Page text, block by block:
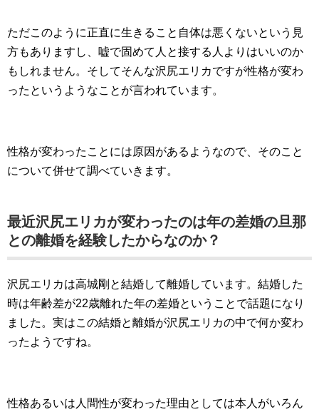
ただこのように正直に生きること自体は悪くないという見
方もありますし、嘘で固めて人と接する人よりはいいのか
もしれません。そしてそんな沢尻エリカですが性格が変わ
ったというようなことが言われています。
性格が変わったことには原因があるようなので、そのこと
について併せて調べていきます。
最近沢尻エリカが変わったのは年の差婚の旦那
との離婚を経験したからなのか？
沢尻エリカは高城剛と結婚して離婚しています。結婚した
時は年齢差が22歳離れた年の差婚ということで話題になり
ました。実はこの結婚と離婚が沢尻エリカの中で何か変わ
ったようですね。
性格あるいは人間性が変わった理由としては本人がいろん